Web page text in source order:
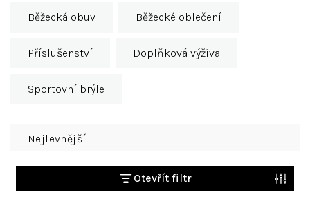
košík
Běžecká obuv Běžecké oblečení
Příslušenství Doplňková výživa
Sportovní brýle
z
Nejlevnější
Otevřít filtr